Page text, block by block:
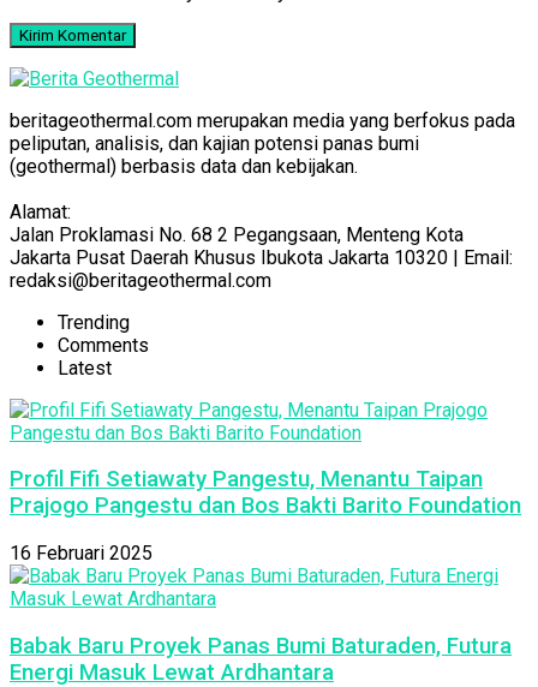
beritageothermal.com merupakan media yang berfokus pada
peliputan, analisis, dan kajian potensi panas bumi
(geothermal) berbasis data dan kebijakan.
Alamat:
Jalan Proklamasi No. 68 2 Pegangsaan, Menteng Kota
Jakarta Pusat Daerah Khusus Ibukota Jakarta 10320 | Email:
redaksi@beritageothermal.com
Trending
Comments
Latest
Profil Fifi Setiawaty Pangestu, Menantu Taipan
Prajogo Pangestu dan Bos Bakti Barito Foundation
16 Februari 2025
Babak Baru Proyek Panas Bumi Baturaden, Futura
Energi Masuk Lewat Ardhantara